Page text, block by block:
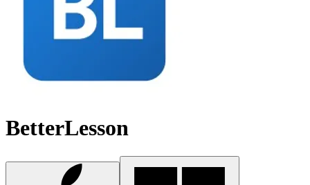
BetterLesson